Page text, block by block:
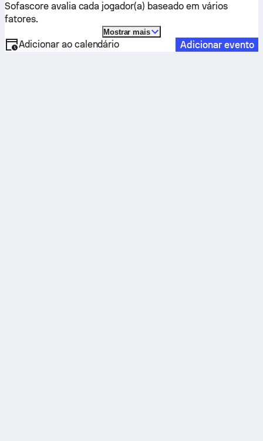
Sofascore avalia cada jogador(a) baseado em vários
fatores.
Mostrar mais
Adicionar ao calendário Adicionar evento